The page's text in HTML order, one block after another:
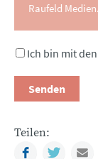
Raufeld Medien.
Ich bin mit
Senden
Teilen:
Facebook